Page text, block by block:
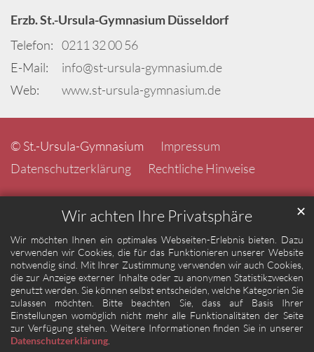
Wir achten Ihre Privatsphäre
Wir möchten Ihnen ein optimales Webseiten-Erlebnis bieten. Dazu
verwenden wir Cookies, die für das Funktionieren unserer Website
notwendig sind. Mit Ihrer Zustimmung verwenden wir auch Cookies,
die zur Anzeige externer Inhalte oder zu anonymen Statistikzwecken
genutzt werden. Sie können selbst entscheiden, welche Kategorien Sie
zulassen möchten. Bitte beachten Sie, dass auf Basis Ihrer
Einstellungen womöglich nicht mehr alle Funktionalitäten der Seite
zur Verfügung stehen. Weitere Informationen finden Sie in unserer
Datenschutzerklärung
✕
Erzb. St.-Ursula-Gymnasium Düsseldorf
Telefon: 0211 32 00 56
E-Mail:
info@st-ursula-gymnasium.de
Web:
www.st-ursula-gymnasium.de
© St.-Ursula-Gymnasium
Impressum
Datenschutzerklärung
Rechtliche Hinweise